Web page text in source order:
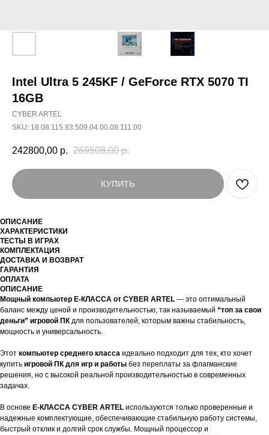
Intel Ultra 5 245KF / GeForce RTX 5070 TI
16GB
CYBER ARTEL
SKU: 18.08.115.83.509.04.00.08.111.00
242800,00 р. 269508,00 р.
КУПИТЬ
ОПИСАНИЕ
ХАРАКТЕРИСТИКИ
ТЕСТЫ В ИГРАХ
КОМПЛЕКТАЦИЯ
ДОСТАВКА И ВОЗВРАТ
ГАРАНТИЯ
ОПЛАТА
ОПИСАНИЕ
Мощный компьютер E-КЛАССА от CYBER ARTEL — это оптимальный
баланс между ценой и производительностью, так называемый “топ за свои
деньги” игровой ПКдля пользователей, которым важны стабильность,
мощность и универсальность.
Этот компьютер среднего класса идеально подходит для тех, кто хочет
купить игровой ПК для игр и работы без переплаты за флагманские
решения, но с высокой реальной производительностью в современных
задачах.
В основе E-КЛАССА CYBER ARTEL используются только проверенные и
надежные комплектующие, обеспечивающие стабильную работу системы,
быстрый отклик и долгий срок службы. Мощный процессор и